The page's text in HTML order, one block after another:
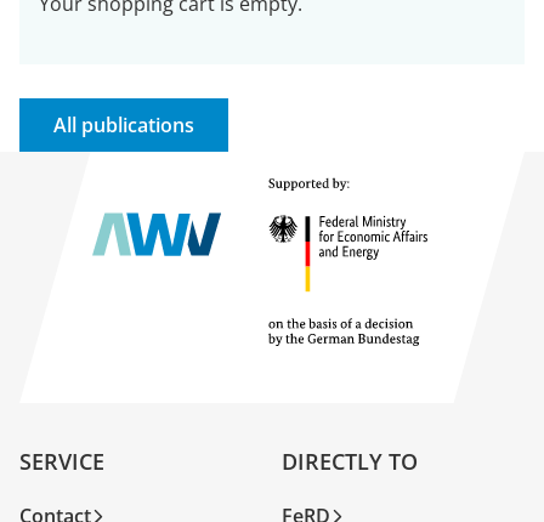
All publications
SERVICE
Contact
DIRECTLY TO
FeRD